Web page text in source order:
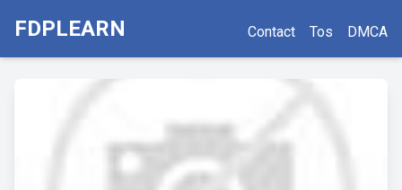
FDPLEARN Contact Tos DMCA